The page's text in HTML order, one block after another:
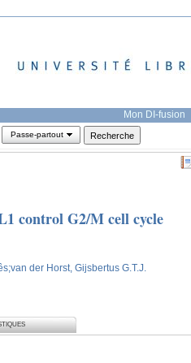
Mon DI-fusion
Passe-partout
control G2/M cell cycle
;van der Horst, Gijsbertus G.T.J.